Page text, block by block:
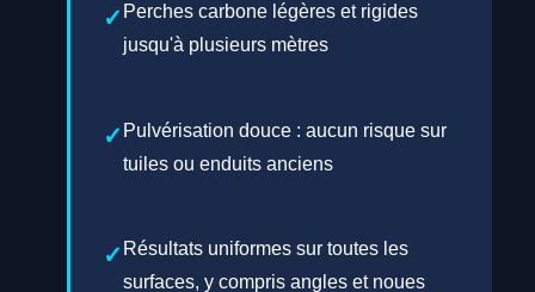
Perches carbone légères et rigides
jusqu'à plusieurs mètres
Pulvérisation douce : aucun risque sur
tuiles ou enduits anciens
Résultats uniformes sur toutes les
surfaces, y compris angles et noues